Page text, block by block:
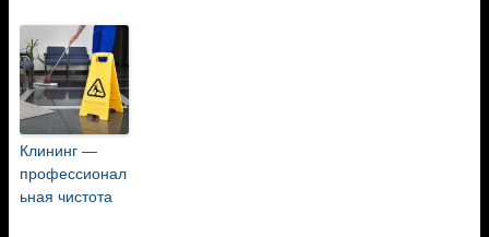
Клининг —
профессионал
ьная чистота